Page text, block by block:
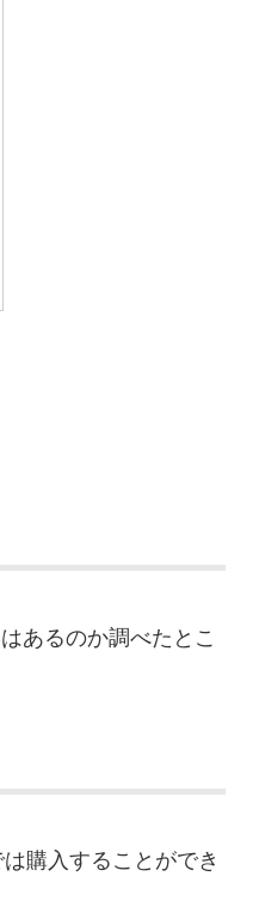
あるのか調べたとこ
購入することができ